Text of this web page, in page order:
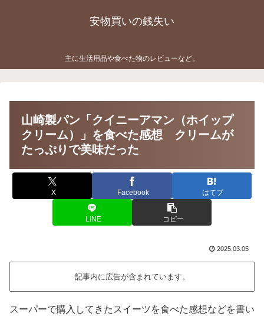
安物買いの銭失い
主に生活用品や食べた物のレビューなど。
山崎製パン「クイニーアマン（ホイップ
クリーム）」を食べた感想 クリームが
たっぷりで美味だった
X Facebook はてブ
LINE コピー
2025.03.05
記事内に広告が含まれています。
スーパーで購入してきたスイーツを食べた感想などを書い